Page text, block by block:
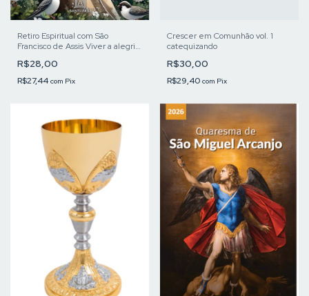
Retiro Espiritual com São
Francisco de Assis Viver a alegria
R$28,00
R$27,44 com Pix
Crescer em Comunhão vol. 1
catequizando
R$30,00
R$29,40 com Pix